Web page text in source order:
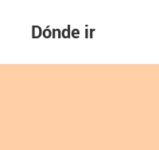
Dónde ir